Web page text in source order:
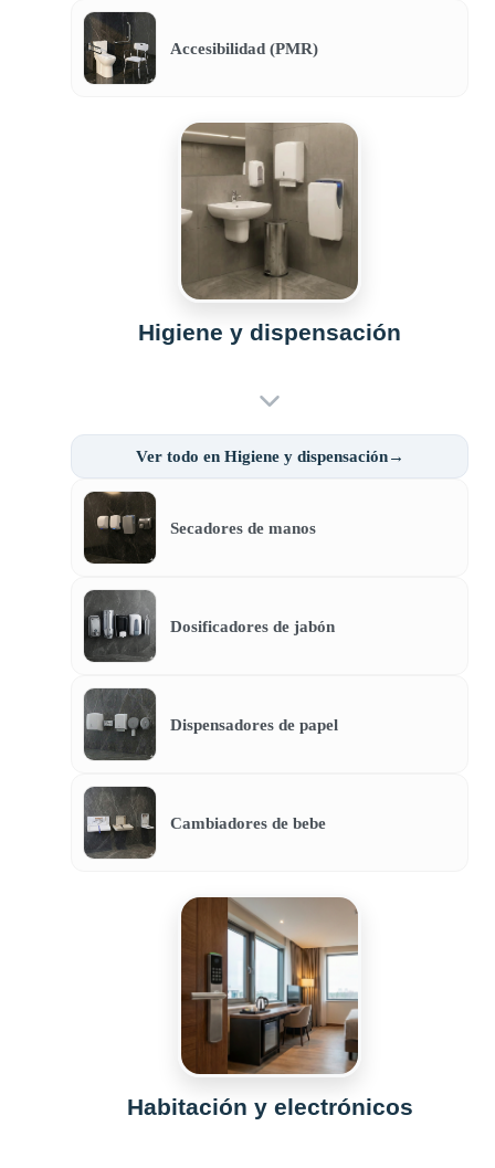
Accesibilidad (PMR)
Higiene y dispensación
Ver todo en Higiene y dispensación→
Secadores de manos
Dosificadores de jabón
Dispensadores de papel
Cambiadores de bebe
Habitación y electrónicos